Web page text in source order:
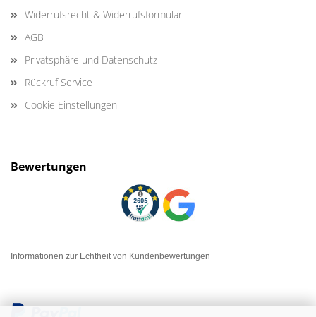
Widerrufsrecht & Widerrufsformular
AGB
Privatsphäre und Datenschutz
Rückruf Service
Cookie Einstellungen
Bewertungen
Informationen zur Echtheit von Kundenbewertungen